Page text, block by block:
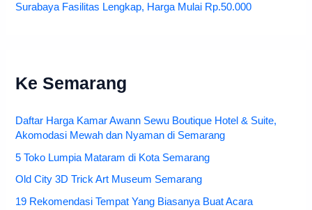
Surabaya Fasilitas Lengkap, Harga Mulai Rp.50.000
Ke Semarang
Daftar Harga Kamar Awann Sewu Boutique Hotel & Suite,
Akomodasi Mewah dan Nyaman di Semarang
5 Toko Lumpia Mataram di Kota Semarang
Old City 3D Trick Art Museum Semarang
19 Rekomendasi Tempat Yang Biasanya Buat Acara